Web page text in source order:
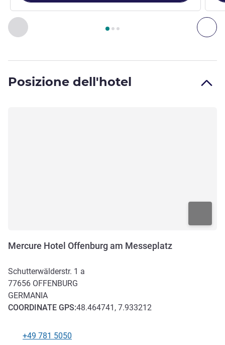
Precedente - Camera
Pagina , Camera 1 : Camera Standard accessibile
Posizione dell'hotel
Mercure Hotel Offenburg am Messeplatz
Schutterwälderstr. 1 a
77656 OFFENBURG
GERMANIA
COORDINATE GPS:48.464741, 7.933212
Telefono
+49 781 5050